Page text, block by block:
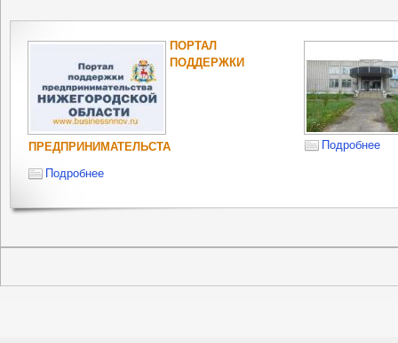
ПОРТАЛ
ПОДДЕРЖКИ
ПРЕДПРИНИМАТЕЛЬСТА
Подробнее
Подробнее